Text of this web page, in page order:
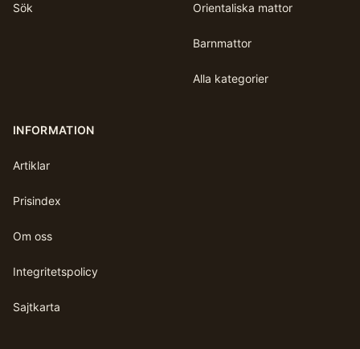
Sök Orientaliska mattor
Barnmattor
Alla kategorier
INFORMATION
Artiklar
Prisindex
Om oss
Integritetspolicy
Sajtkarta